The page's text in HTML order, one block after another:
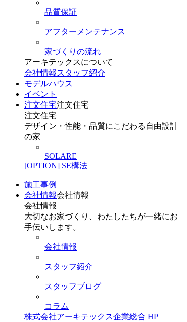
品質保証
アフターメンテナンス
家づくりの流れ
アーキテックスについて
会社情報 スタッフ紹介
モデルハウス
イベント
注文住宅注文住宅
注文住宅
デザイン・性能・品質にこだわる自由設計
の家
SOLARE
[OPTION] SE構法
施工事例
会社情報会社情報
会社情報
大切なお家づくり、わたしたちが一緒にお
手伝いします。
会社情報
スタッフ紹介
スタッフブログ
コラム
株式会社アーキテックス企業総合 HP